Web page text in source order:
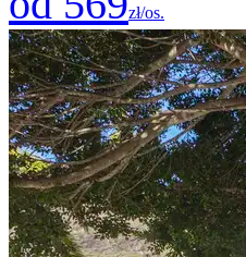
zł/os.